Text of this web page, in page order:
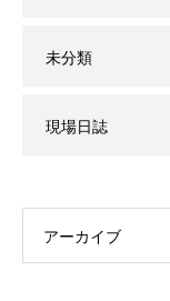
未分類
現場日誌
アーカイブ